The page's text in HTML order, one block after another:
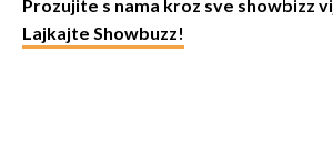
Prozujite s nama kroz sve showbizz
Lajkajte Showbuzz!